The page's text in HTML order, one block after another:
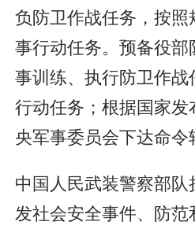
负防卫作战任务，按
事行动任务。预备役
事训练、执行防卫作
行动任务；根据国家发
央军事委员会下达命令
中国人民武装警察部
发社会安全事件、防范